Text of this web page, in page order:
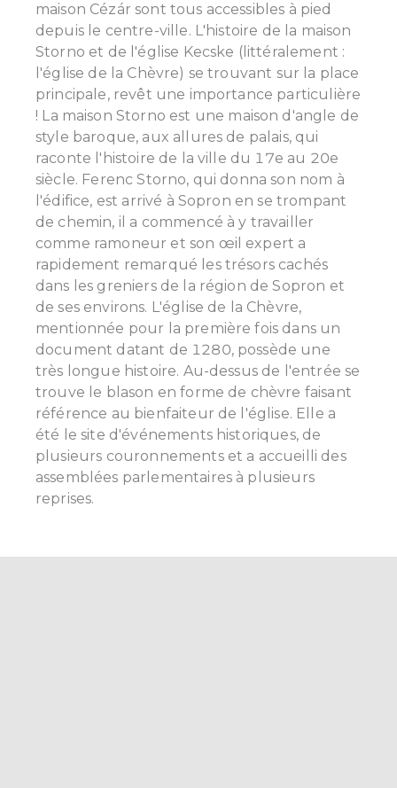
maison Cézár sont tous accessibles à pied
depuis le centre-ville. L'histoire de la maison
Storno et de l'église Kecske (littéralement :
l'église de la Chèvre) se trouvant sur la place
principale, revêt une importance particulière
! La maison Storno est une maison d'angle de
style baroque, aux allures de palais, qui
raconte l'histoire de la ville du 17e au 20e
siècle. Ferenc Storno, qui donna son nom à
l'édifice, est arrivé à Sopron en se trompant
de chemin, il a commencé à y travailler
comme ramoneur et son œil expert a
rapidement remarqué les trésors cachés
dans les greniers de la région de Sopron et
de ses environs. L'église de la Chèvre,
mentionnée pour la première fois dans un
document datant de 1280, possède une
très longue histoire. Au-dessus de l'entrée se
trouve le blason en forme de chèvre faisant
référence au bienfaiteur de l'église. Elle a
été le site d'événements historiques, de
plusieurs couronnements et a accueilli des
assemblées parlementaires à plusieurs
reprises.